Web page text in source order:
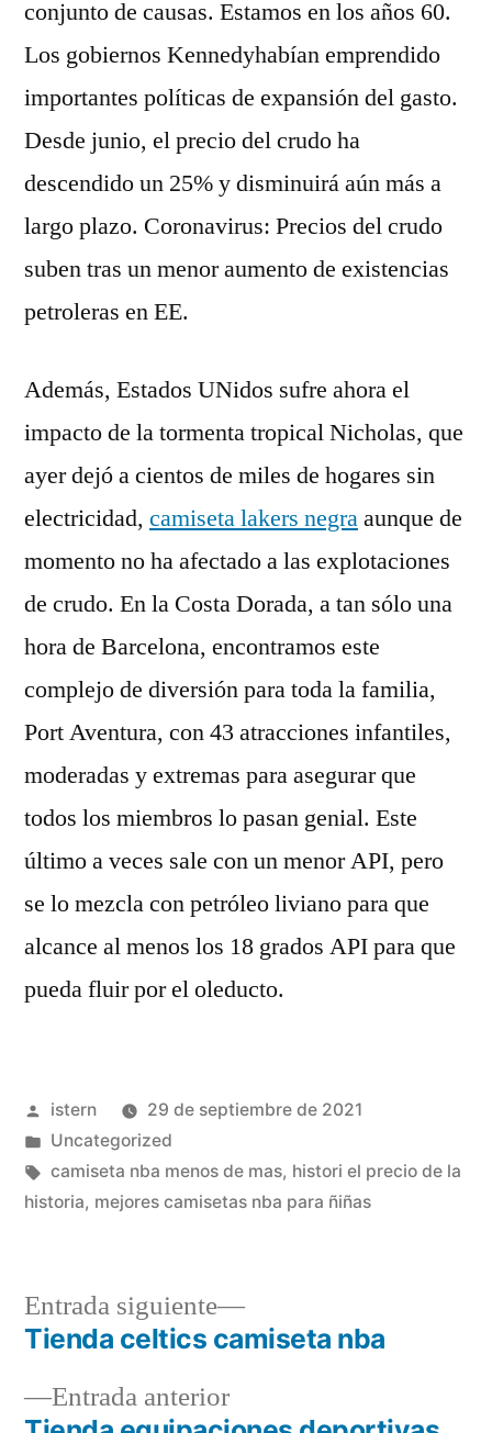
conjunto de causas. Estamos en los años 60.
Los gobiernos Kennedyhabían emprendido
importantes políticas de expansión del gasto.
Desde junio, el precio del crudo ha
descendido un 25% y disminuirá aún más a
largo plazo. Coronavirus: Precios del crudo
suben tras un menor aumento de existencias
petroleras en EE.
Además, Estados UNidos sufre ahora el
impacto de la tormenta tropical Nicholas, que
ayer dejó a cientos de miles de hogares sin
electricidad, camiseta lakers negraaunque de
momento no ha afectado a las explotaciones
de crudo. En la Costa Dorada, a tan sólo una
hora de Barcelona, encontramos este
complejo de diversión para toda la familia,
Port Aventura, con 43 atracciones infantiles,
moderadas y extremas para asegurar que
todos los miembros lo pasan genial. Este
último a veces sale con un menor API, pero
se lo mezcla con petróleo liviano para que
alcance al menos los 18 grados API para que
pueda fluir por el oleducto.
Publicado
por
istern
29 de septiembre de 2021
Publicado
en
Uncategorized
Etiquetas:
camiseta nba menos de mas, histori el precio de la
historia, mejores camisetas nba para ñiñas
Navegación
deEntrada anteriorEntrada
Entrada siguiente
Entrada
siguiente:
Tienda celtics camiseta nba